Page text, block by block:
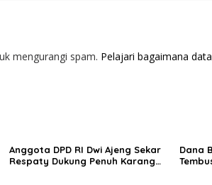
mengurangi spam. Pelajari bagaimana
Anggota DPD RI Dwi Ajeng Sekar
Respaty Dukung Penuh Karang
Dana